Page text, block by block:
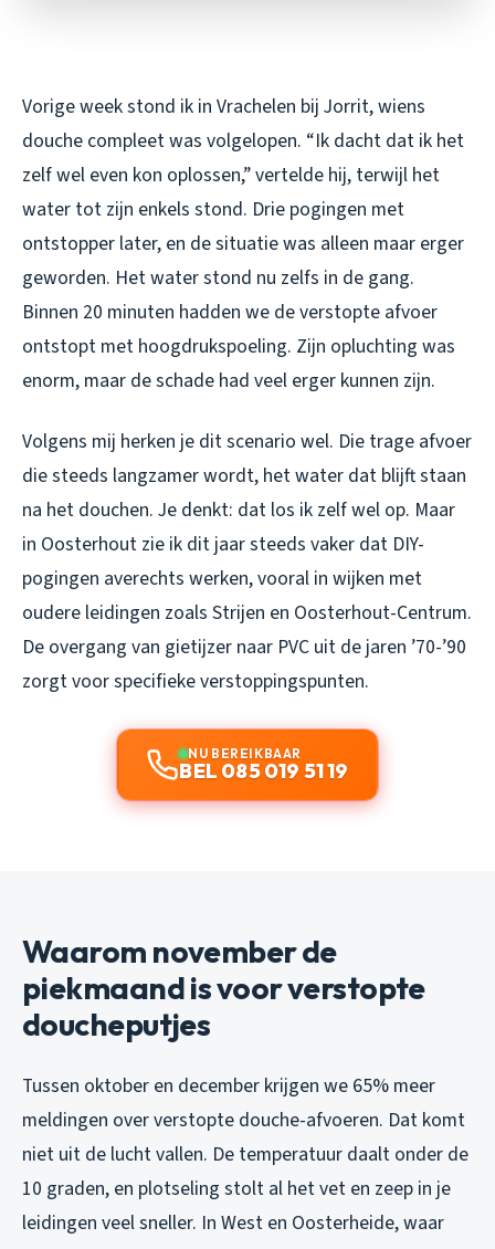
Vorige week stond ik in Vrachelen bij Jorrit, wiens
douche compleet was volgelopen. “Ik dacht dat ik het
zelf wel even kon oplossen,” vertelde hij, terwijl het
water tot zijn enkels stond. Drie pogingen met
ontstopper later, en de situatie was alleen maar erger
geworden. Het water stond nu zelfs in de gang.
Binnen 20 minuten hadden we de verstopte afvoer
ontstopt met hoogdrukspoeling. Zijn opluchting was
enorm, maar de schade had veel erger kunnen zijn.
Volgens mij herken je dit scenario wel. Die trage afvoer
die steeds langzamer wordt, het water dat blijft staan
na het douchen. Je denkt: dat los ik zelf wel op. Maar
in Oosterhout zie ik dit jaar steeds vaker dat DIY-
pogingen averechts werken, vooral in wijken met
oudere leidingen zoals Strijen en Oosterhout-Centrum.
De overgang van gietijzer naar PVC uit de jaren ’70-’90
zorgt voor specifieke verstoppingspunten.
NU BEREIKBAAR
BEL 085 019 51 19
Waarom november de
piekmaand is voor verstopte
doucheputjes
Tussen oktober en december krijgen we 65% meer
meldingen over verstopte douche-afvoeren. Dat komt
niet uit de lucht vallen. De temperatuur daalt onder de
10 graden, en plotseling stolt al het vet en zeep in je
leidingen veel sneller. In West en Oosterheide, waar